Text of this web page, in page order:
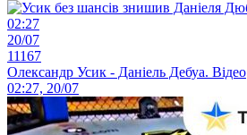
02:27
20/07
11167
Олександр Усик - Даніель Дебуа. Відео
02:27, 20/07